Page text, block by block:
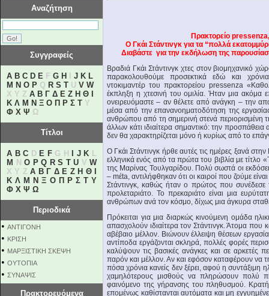
Αναζήτηση
Συγγραφείς
A B C D E F G H J K L
M N O P Q R S T U V W
X Y Z Α Β Γ Δ Ε Ζ Η Θ
Κ Λ Μ Ν Ξ Ο Π Ρ Σ Τ Υ
Φ Χ Ψ Ω
Τίτλοι
A B C D E FG H J K L
M
N O P Q R S T U V W
X Y ZΑ Β Γ Δ Ε Ζ Η Θ
Κ Λ Μ Ν Ξ Ο Π Ρ Σ Τ Υ
Φ Χ Ψ Ω
Περιοδικά
• ΑΝΤΙΓΟΝΗ
• ΚΡΙΣΗ
• ΜΑΡΞΙΣΤΙΚΗ ΣΚΕΨΗ
• ΟΥΤΟΠΙΑ
• ΣΥΝΑΨΙΣ
Πρακτορευόμενα
Πρακτορείο
Ο Γκάι Στάντινγκ για τα “πολλά
Διαβάστε για την εκδήλωση της
Βραδιά Γκάι Στάντινγκ χτες στον βιομηχανικό
παρακολουθούμε προσεκτικά εδώ και
ντοκιμαντέρ του πρακτορείου pressenza
έκπληξη η χτεσινή του ομιλία. Ήταν μια ακόμα
ονειρευόμαστε – αν θέλετε από ανάγκη – την
μέσα από την επανανοηματοδότηση της
ανθρώπου από τη σημερινή στενά περιορισμένη
άλλων κάτι ιδιαίτερα σημαντικό: την
δεν θα χαρακτηρίζεται μόνο ή κυρίως από το
Ο Γκάι Στάντινγκ ήρθε αυτές τις ημέρες ξανά
ελληνικά ενός από τα πρώτα του βιβλία με τίτλο
της Μαρίνας Τουλγαρίδου. Πολύ σωστά οι
– mέta, αντιλήφθηκαν ότι οι καιροί που ζούμε
Στάντινγκ, καθώς ήταν ο πρώτος που
προλεταριάτο. Το πρεκαριάτο είναι μια
ανθρώπων ανά τον κόσμο, δίχως μια άγκυρα
Πρόκειται για μια διαρκώς κινούμενη ομάδα
απασχολούν ιδιαίτερα τον Στάντινγκ. Άτομα
αβέβαιο μέλλον. Βιώνουν έλλειψη θέσεων
αντίποδα εργάζονται σκληρά, πολλές φορές
καλύψουν τις βασικές ανάγκες και σε αρκετές
παρόν και μέλλον. Αν και εφόσον καταφέρουν να
πόσα χρόνια κανείς δεν ξέρει, αφού η συντάξιμη
χαμηλότερους μισθούς να πληρώσουν πολύ
φαινόμενο της γήρανσης του πληθυσμού.
επομένως καθίστανται αυτόματα και μη